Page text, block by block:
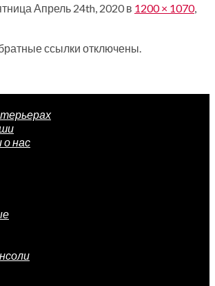
Апрель 24th, 2020 в 1200 × 1070,
ссылки отключены.
о нас